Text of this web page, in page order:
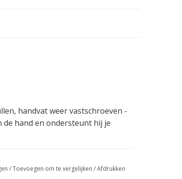
handvat weer vastschroeven -
hand en ondersteunt hij je
/Toevoegen om te vergelijken /Afdrukken